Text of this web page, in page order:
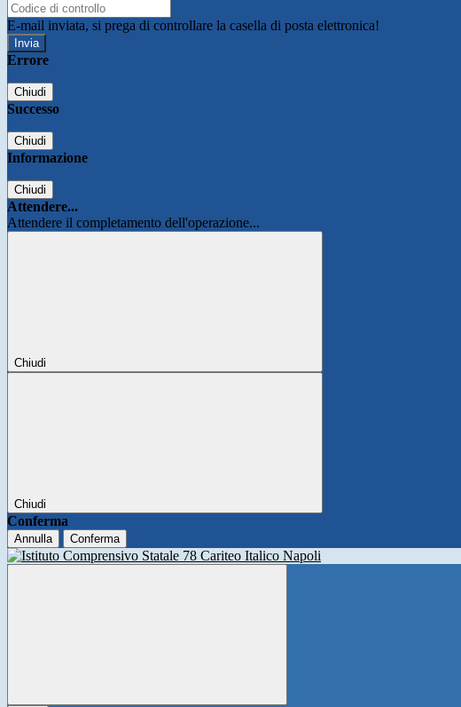
E-mail inviata, si prega di controllare la casella di posta elettronica!
Errore
Chiudi
Successo
Chiudi
Informazione
Chiudi
Attendere...
Attendere il completamento dell'operazione...
Chiudi
Chiudi
Conferma
Annulla Conferma